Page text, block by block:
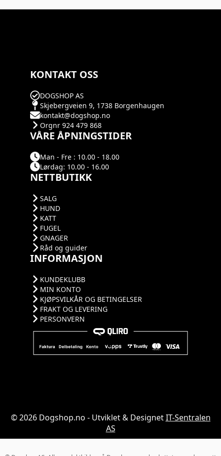
KONTAKT OSS
DOGSHOP AS
Skjebergveien 9, 1738 Borgenhaugen
kontakt@dogshop.no
Orgnr 924 479 868
VÅRE ÅPNINGSTIDER
Man - Fre : 10.00 - 18.00
Lørdag: 10.00 - 16.00
NETTBUTIKK
SALG
HUND
KATT
FUGEL
GNAGER
Råd og guider
INFORMASJON
KUNDEKLUBB
MIN KONTO
KJØPSVILKÅR OG BETINGELSER
FRAKT OG LEVERING
PERSONVERN
© 2026 Dogshop.no - Utviklet & DesignetIT-Sentralen
AS